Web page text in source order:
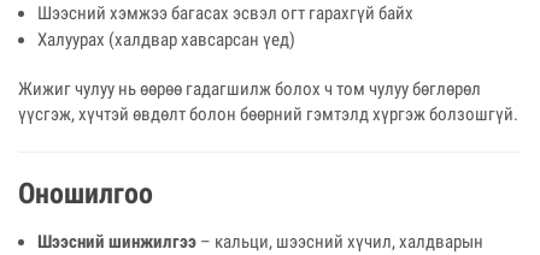
Шээсний хэмжээ багасах эсвэл огт гарахгүй байх
Халуурах (халдвар хавсарсан үед)
Жижиг чулуу нь өөрөө гадагшилж болох ч том чулуу бөглөрөл
үүсгэж, хүчтэй өвдөлт болон бөөрний гэмтэлд хүргэж болзошгүй.
Оношилгоо
Шээсний шинжилгээ – кальци, шээсний хүчил, халдварын